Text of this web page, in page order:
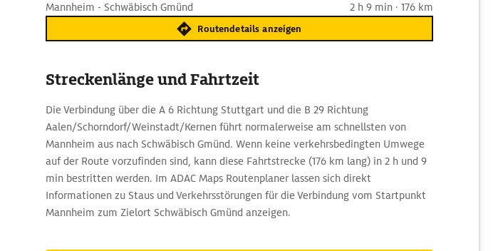
Mannheim - Schwäbisch Gmünd 2 h 9 min · 176 km
Routendetails anzeigen
Streckenlänge und Fahrtzeit
Die Verbindung über die A 6 Richtung Stuttgart und die B 29 Richtung
Aalen/Schorndorf/Weinstadt/Kernen führt normalerweise am schnellsten von
Mannheim aus nach Schwäbisch Gmünd. Wenn keine verkehrsbedingten Umwege
auf der Route vorzufinden sind, kann diese Fahrtstrecke (176 km lang) in 2 h und 9
min bestritten werden. Im ADAC Maps Routenplaner lassen sich direkt
Informationen zu Staus und Verkehrsstörungen für die Verbindung vom Startpunkt
Mannheim zum Zielort Schwäbisch Gmünd anzeigen.